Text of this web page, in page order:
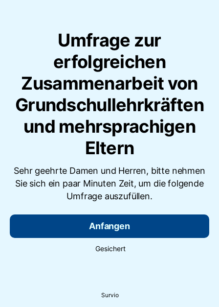
Umfrage zur
erfolgreichen
Zusammenarbeit von
Grundschullehrkräften
und mehrsprachigen
Eltern
Sehr geehrte Damen und Herren, bitte nehmen
Sie sich ein paar Minuten Zeit, um die folgende
Umfrage auszufüllen.
Anfangen
Gesichert
Survio